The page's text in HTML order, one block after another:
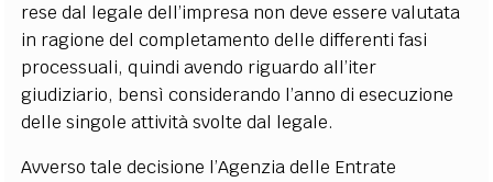
rese dal legale dell’impresa non deve essere valutata
in ragione del completamento delle differenti fasi
processuali, quindi avendo riguardo all’iter
giudiziario, bensì considerando l’anno di esecuzione
delle singole attività svolte dal legale.
Avverso tale decisione l’Agenzia delle Entrate